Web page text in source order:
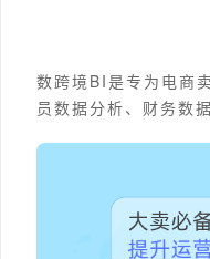
数跨境BI是专为电商
员数据分析、财务数